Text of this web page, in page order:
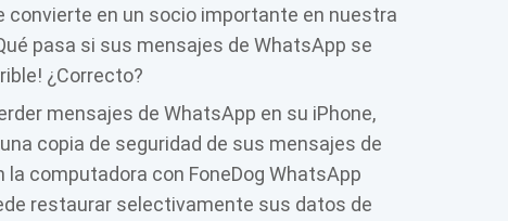
convierte en un socio importante en nuestra
pasa si sus mensajes de WhatsApp se
¿Correcto?
mensajes de WhatsApp en su iPhone,
copia de seguridad de sus mensajes de
la computadora con FoneDog WhatsApp
restaurar selectivamente sus datos de